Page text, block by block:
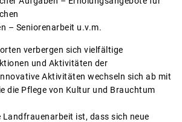
– Seniorenarbeit u.v.m.
verbergen sich vielfältige
und Aktivitäten der
Aktivitäten wechseln sich ab mit
die Pflege von Kultur und Brauchtum
Landfrauenarbeit ist, dass sich neue